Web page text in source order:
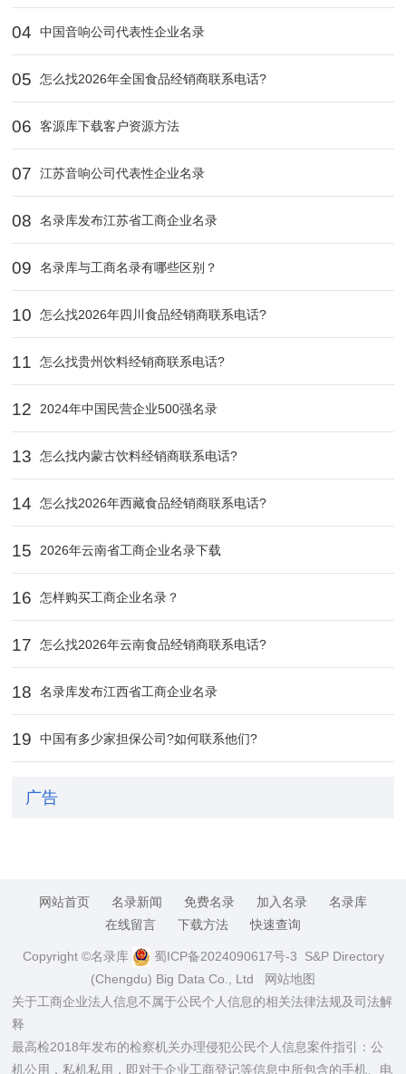
04 中国音响公司代表性企业名录
05 怎么找2026年全国食品经销商联系电话?
06 客源库下载客户资源方法
07 江苏音响公司代表性企业名录
08 名录库发布江苏省工商企业名录
09 名录库与工商名录有哪些区别？
10 怎么找2026年四川食品经销商联系电话?
11 怎么找贵州饮料经销商联系电话?
12 2024年中国民营企业500强名录
13 怎么找内蒙古饮料经销商联系电话?
14 怎么找2026年西藏食品经销商联系电话?
15 2026年云南省工商企业名录下载
16 怎样购买工商企业名录？
17 怎么找2026年云南食品经销商联系电话?
18 名录库发布江西省工商企业名录
19 中国有多少家担保公司?如何联系他们?
广告
网站首页 名录新闻 免费名录 加入名录
名录库
在线留言
下载方法 快速查询
Copyright ©名录库 蜀ICP备2024090617号-3 S&P Directory
(Chengdu) Big Data Co., Ltd
网站地图
关于工商企业法人信息不属于公民个人信息的相关法律法规及司法解
释
最高检2018年发布的检察机关办理侵犯公民个人信息案件指引：公
机公用，私机私用，即对于企业工商登记等信息中所包含的手机、电